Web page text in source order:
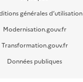
générales d’utilisation
Modernisation.gouv.fr
Transformation.gouv.fr
Données publiques